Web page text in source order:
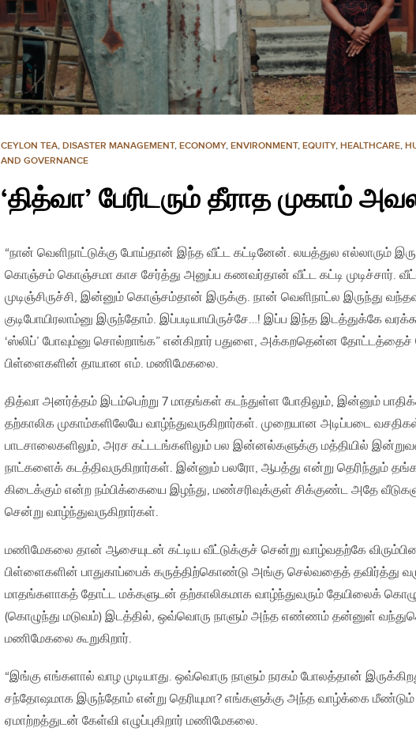
CEYLON TEA, DISASTER MANAGEMENT, ECONOMY, ENVIRONMENT, EQUITY, HEALTHCARE,
AND GOVERNANCE
‘தித்வா’ பேரிடரும் தீராத முகாம்
“நான் வெளிநாட்டுக்கு போய்தான் இந்த வீட்ட கட்டினேன். லயத்துல எல்லாரும்
கொஞ்சம் கொஞ்சமா காச சேர்த்து அனுப்ப கணவர்தான் வீட்ட கட்டி முடிச்சார்.
முடிஞ்சிருச்சி, இன்னும் கொஞ்சம்தான் இருக்கு. நான் வெளிநாட்ல இருந்து
குடிபோயிரலாம்னு இருந்தோம். இப்படியாயிருச்சே…! இப்ப இந்த இடத்துக்கே
‘ஸ்லிப்’ போவும்னு சொல்றாங்க” என்கிறார் பதுளை, அக்கறதென்ன தோட்டத்தைச்
பிள்ளைகளின் தாயான எம். மணிமேகலை.
தித்வா அனர்த்தம் இடம்பெற்று 7 மாதங்கள் கடந்துள்ள போதிலும், இன்னும்
தற்காலிக முகாம்களிலேயே வாழ்ந்துவருகிறார்கள். முறையான அடிப்படை
பாடசாலைகளிலும், அரச கட்டடங்களிலும் பல இன்னல்களுக்கு மத்தியில்
நாட்களைக் கடத்திவருகிறார்கள். இன்னும் பலரோ, ஆபத்து என்று தெரிந்தும்
கிடைக்கும் என்ற நம்பிக்கையை இழந்து, மண்சரிவுக்குள் சிக்குண்ட அதே
சென்று வாழ்ந்துவருகிறார்கள்.
மணிமேகலை தான் ஆசையுடன் கட்டிய வீட்டுக்குச் சென்று வாழ்வதற்கே
பிள்ளைகளின் பாதுகாப்பைக் கருத்திற்கொண்டு அங்கு செல்வதைத் தவிர்த்து
மாதங்களாகத் தோட்ட மக்களுடன் தற்காலிகமாக வாழ்ந்துவரும் தேயிலைக்
(கொழுந்து மடுவம்) இடத்தில், ஒவ்வொரு நாளும் அந்த எண்ணம் தன்னுள்
மணிமேகலை கூறுகிறார்.
“இங்கு எங்களால் வாழ முடியாது. ஒவ்வொரு நாளும் நரகம் போலத்தான்
சந்தோஷமாக இருந்தோம் என்று தெரியுமா? எங்களுக்கு அந்த வாழ்க்கை மீண்டும்
ஏமாற்றத்துடன் கேள்வி எழுப்புகிறார் மணிமேகலை.